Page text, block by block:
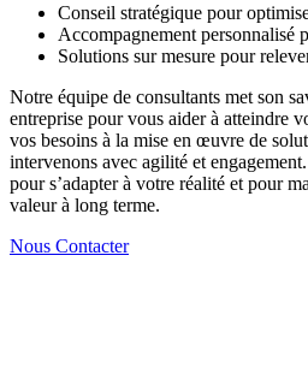
Conseil stratégique pour
Accompagnement personnalisé
Solutions sur mesure pour
Notre équipe de consultants met son
entreprise pour vous aider à atteindre
vos besoins à la mise en œuvre de
intervenons avec agilité et
pour s’adapter à votre réalité et pour
valeur à long terme.
Nous Contacter